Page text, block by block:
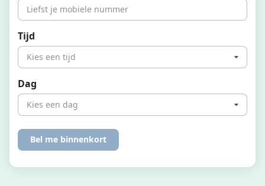
Tijd
Kies een tijd
Dag
Kies een dag